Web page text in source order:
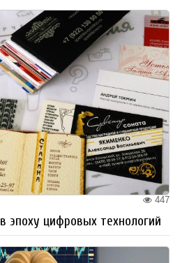
447
эпоху цифровых технологий